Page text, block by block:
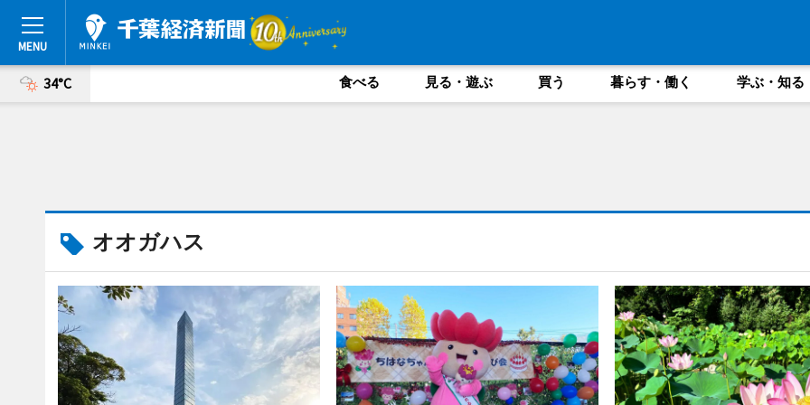
34°C 食べる 見る・遊ぶ 買う 暮らす・働く 学ぶ・知る
オオガハス